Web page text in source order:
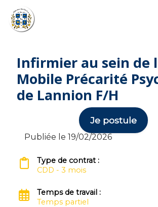
Infirmier au sein de
Mobile Précarité
de Lannion F/H
Je postule
Publiée le 19/02/2026
Type de contrat :
CDD - 3 mois
Temps de travail :
Temps partiel